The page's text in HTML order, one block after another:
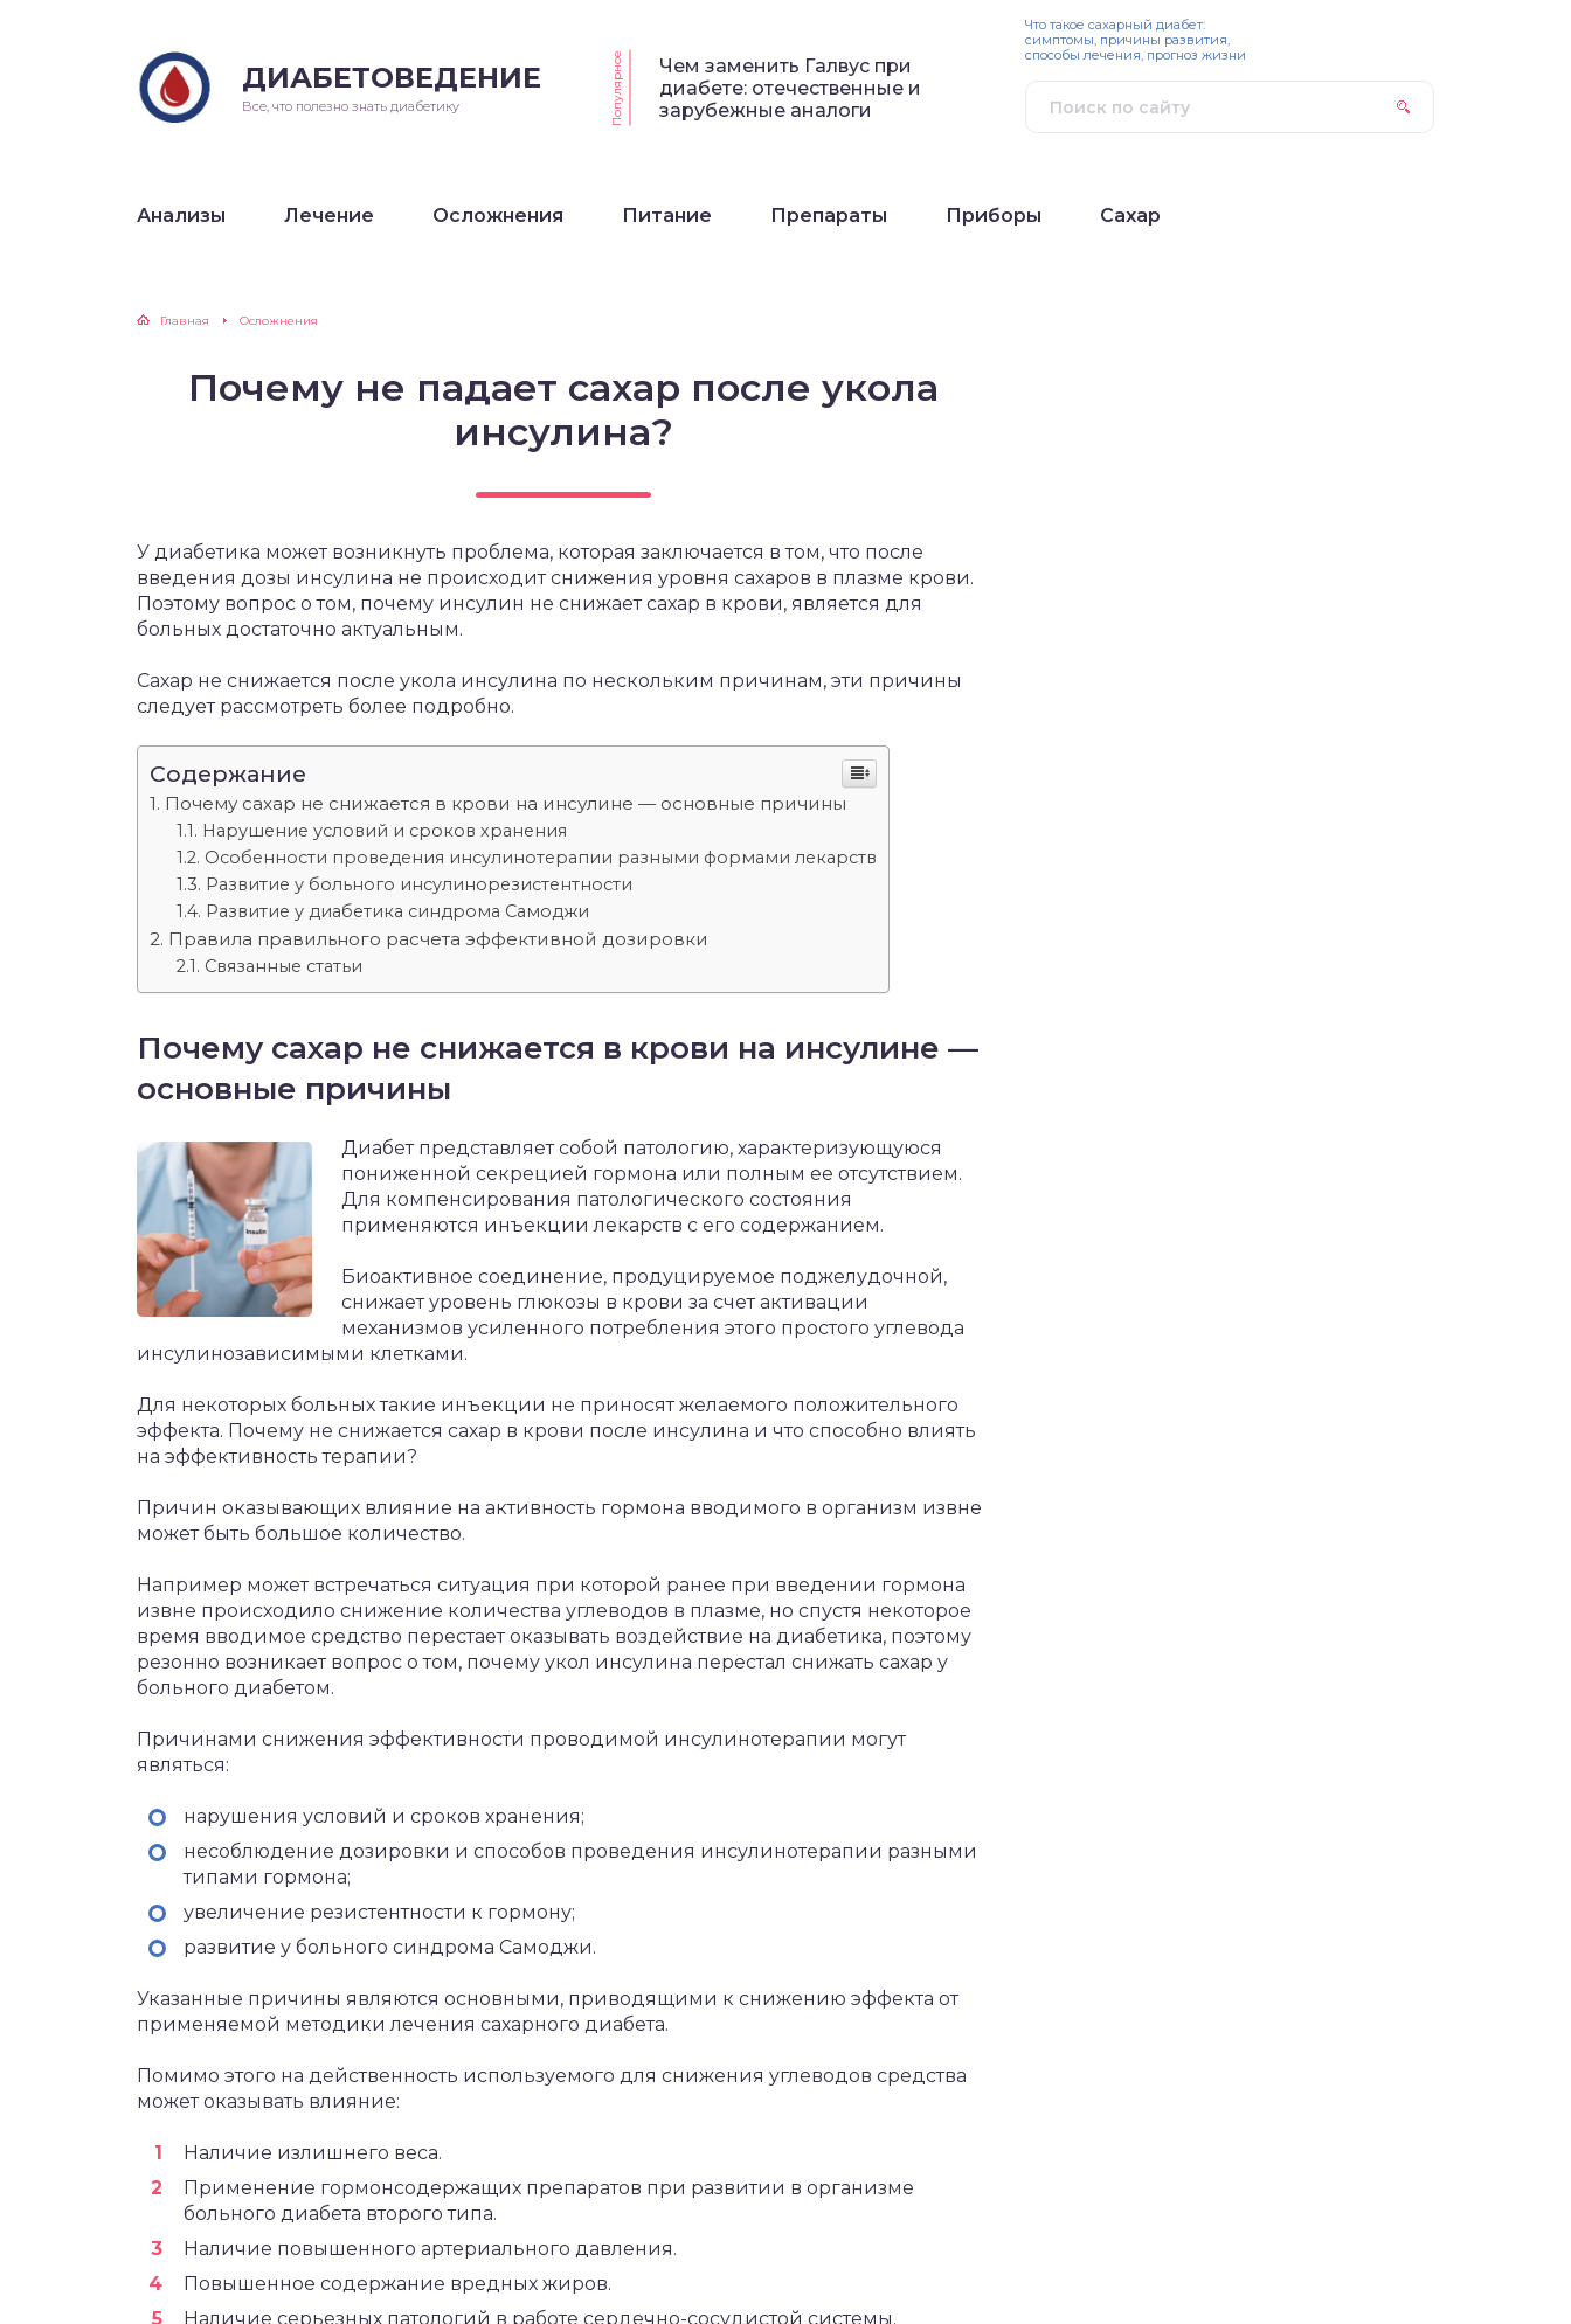
ДИАБЕТОВЕДЕНИЕ
Все, что полезно знать диабетику Популярное
Чем заменить Галвус при
диабете: отечественные и
зарубежные аналоги
Анализы Лечение Осложнения Питание Препараты Приборы Сахар
Что такое сахарный диабет:
симптомы, причины развития,
способы лечения, прогноз жизни
Главная Осложнения
Почему не падает сахар после укола
инсулина?
У диабетика может возникнуть проблема, которая заключается в том, что после
введения дозы инсулина не происходит снижения уровня сахаров в плазме крови.
Поэтому вопрос о том, почему инсулин не снижает сахар в крови, является для
больных достаточно актуальным.
Сахар не снижается после укола инсулина по нескольким причинам, эти причины
следует рассмотреть более подробно.
Содержание
Почему сахар не снижается в крови на инсулине — основные причины
Нарушение условий и сроков хранения
Особенности проведения инсулинотерапии разными формами лекарств
Развитие у больного инсулинорезистентности
Развитие у диабетика синдрома Самоджи
Правила правильного расчета эффективной дозировки
Связанные статьи
Почему сахар не снижается в крови на инсулине —
основные причины
Диабет представляет собой патологию, характеризующуюся
пониженной секрецией гормона или полным ее отсутствием.
Для компенсирования патологического состояния
применяются инъекции лекарств с его содержанием.
Биоактивное соединение, продуцируемое поджелудочной,
снижает уровень глюкозы в крови за счет активации
механизмов усиленного потребления этого простого углевода
инсулинозависимыми клетками.
Для некоторых больных такие инъекции не приносят желаемого положительного
эффекта. Почему не снижается сахар в крови после инсулина и что способно влиять
на эффективность терапии?
Причин оказывающих влияние на активность гормона вводимого в организм извне
может быть большое количество.
Например может встречаться ситуация при которой ранее при введении гормона
извне происходило снижение количества углеводов в плазме, но спустя некоторое
время вводимое средство перестает оказывать воздействие на диабетика, поэтому
резонно возникает вопрос о том, почему укол инсулина перестал снижать сахар у
больного диабетом.
Причинами снижения эффективности проводимой инсулинотерапии могут
являться:
нарушения условий и сроков хранения;
несоблюдение дозировки и способов проведения инсулинотерапии разными
типами гормона;
увеличение резистентности к гормону;
развитие у больного синдрома Самоджи.
Указанные причины являются основными, приводящими к снижению эффекта от
применяемой методики лечения сахарного диабета.
Помимо этого на действенность используемого для снижения углеводов средства
может оказывать влияние:
Наличие излишнего веса.
Применение гормонсодержащих препаратов при развитии в организме
больного диабета второго типа.
Наличие повышенного артериального давления.
Повышенное содержание вредных жиров.
Наличие серьезных патологий в работе сердечно-сосудистой системы.